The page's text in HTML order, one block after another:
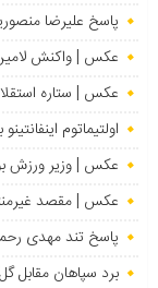
پاسخ علیرضا
عکس | واکنش
عکس | ستاره
اولتیماتوم
عکس | وزیر ورزش
عکس | مقصد
پاسخ تند مهدی
برد سپاهان مقابل